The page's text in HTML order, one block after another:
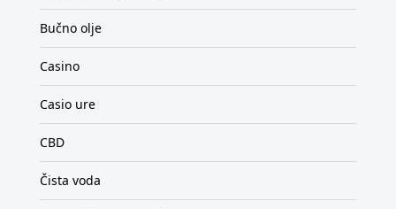
Bučno olje
Casino
Casio ure
CBD
Čista voda